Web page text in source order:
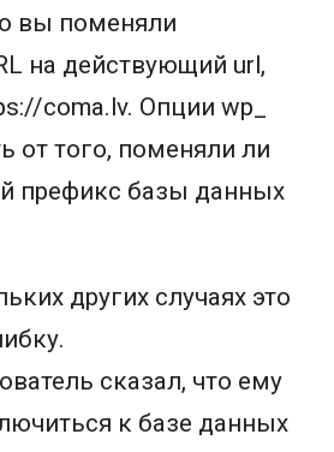
вы поменяли
на действующий url,
coma.lv. Опции wp_
от того, поменяли ли
префикс базы данных
других случаях это
сказал, что ему
к базе данных